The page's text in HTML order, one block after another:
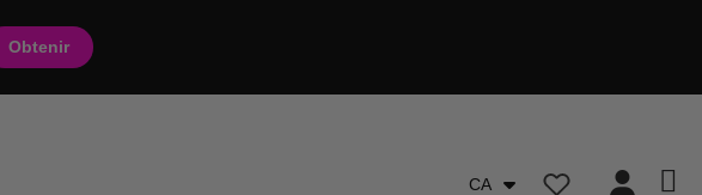
Obtenir
CA